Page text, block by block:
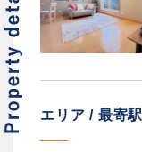
エリア / 最寄駅